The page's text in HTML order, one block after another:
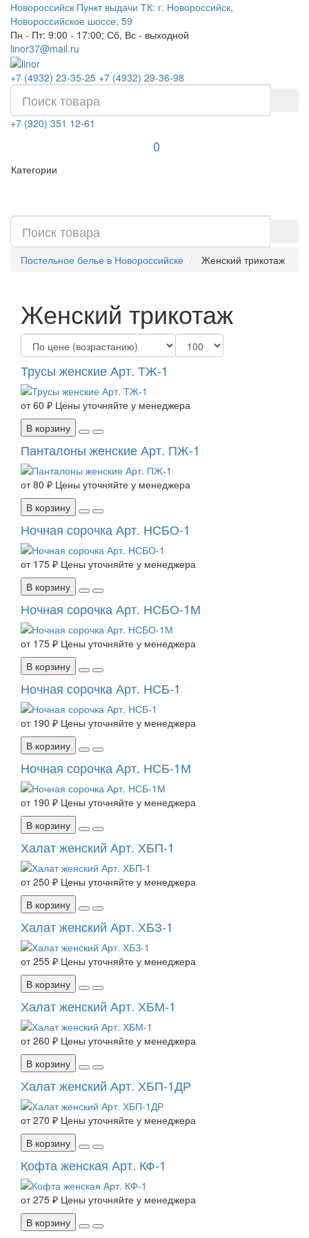
Новороссийск Пункт выдачи ТК: г. Новороссийск,
Новороссийское шоссе, 59
Пн - Пт: 9:00 - 17:00; Сб, Вс - выходной
linor37@mail.ru
+7 (4932) 23-35-25 +7 (4932) 29-36-98
+7 (920) 351 12-61
0
Категории
Постельное белье в Новороссийске Женский трикотаж
Женский трикотаж
Трусы женские Арт. ТЖ-1
от 60 ₽ Цены уточняйте у менеджера
В корзину
Панталоны женские Арт. ПЖ-1
от 80 ₽ Цены уточняйте у менеджера
В корзину
Ночная сорочка Арт. НСБО-1
от 175 ₽ Цены уточняйте у менеджера
В корзину
Ночная сорочка Арт. НСБО-1М
от 175 ₽ Цены уточняйте у менеджера
В корзину
Ночная сорочка Арт. НСБ-1
от 190 ₽ Цены уточняйте у менеджера
В корзину
Ночная сорочка Арт. НСБ-1М
от 190 ₽ Цены уточняйте у менеджера
В корзину
Халат женский Арт. ХБП-1
от 250 ₽ Цены уточняйте у менеджера
В корзину
Халат женский Арт. ХБЗ-1
от 255 ₽ Цены уточняйте у менеджера
В корзину
Халат женский Арт. ХБМ-1
от 260 ₽ Цены уточняйте у менеджера
В корзину
Халат женский Арт. ХБП-1ДР
от 270 ₽ Цены уточняйте у менеджера
В корзину
Кофта женская Арт. КФ-1
от 275 ₽ Цены уточняйте у менеджера
В корзину